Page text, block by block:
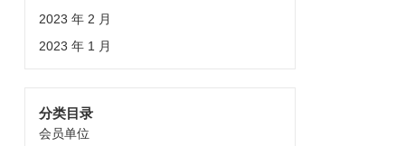
2023 年 2 月
2023 年 1 月
分类目录
会员单位